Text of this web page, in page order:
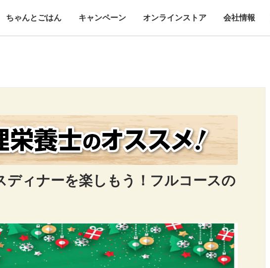
ちゃんとごはん キャンペーン オンラインストア 会社情報
ディナーを楽しもう！フルコースの